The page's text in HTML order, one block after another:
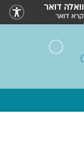
וואלה דואר
קרא דואר